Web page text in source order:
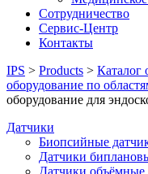
Сотрудничество
Сервис-Центр
Контакты
IPS > Products > Каталог
оборудование по
оборудование для
Датчики
Биопсийные
Датчики
Датчики объёмные